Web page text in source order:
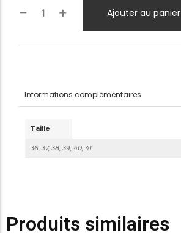
Ajouter au panier
Informations complémentaires
Taille
36, 37, 38, 39, 40, 41
Produits similaires